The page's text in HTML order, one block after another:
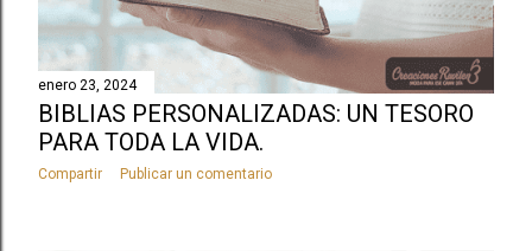
enero 23, 2024
BIBLIAS PERSONALIZADAS: UN TESORO
PARA TODA LA VIDA.
Compartir Publicar un comentario